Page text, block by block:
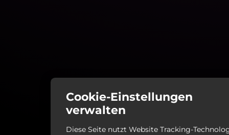
Cookie-Einstellungen
verwalten
Diese Seite nutzt Website Tracking-